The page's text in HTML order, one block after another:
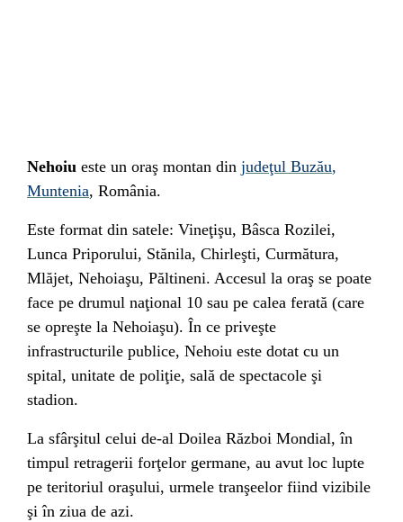
Nehoiu este un oraş montan din judeţul Buzău,
Muntenia, România.
Este format din satele: Vineţişu, Bâsca Rozilei,
Lunca Priporului, Stănila, Chirleşti, Curmătura,
Mlăjet, Nehoiaşu, Păltineni. Accesul la oraş se poate
face pe drumul naţional 10 sau pe calea ferată (care
se opreşte la Nehoiaşu). În ce priveşte
infrastructurile publice, Nehoiu este dotat cu un
spital, unitate de poliţie, sală de spectacole şi
stadion.
La sfârşitul celui de-al Doilea Război Mondial, în
timpul retragerii forţelor germane, au avut loc lupte
pe teritoriul oraşului, urmele tranşeelor fiind vizibile
şi în ziua de azi.